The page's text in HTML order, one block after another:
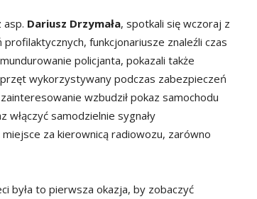
asp. Dariusz Drzymała, spotkali się wczoraj z
funkcjonariusze znaleźli czas
policjanta, pokazali także
wykorzystywany podczas zabezpieczeń
wzbudził pokaz samochodu
samodzielnie sygnały
za kierownicą radiowozu, zarówno
była to pierwsza okazja, by zobaczyć